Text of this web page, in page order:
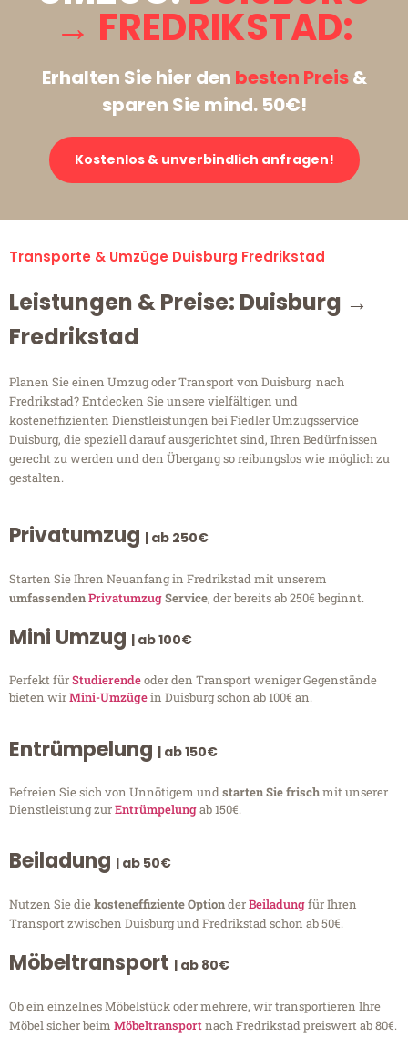
→ FREDRIKSTAD:
Erhalten Sie hier den besten Preis&
sparen Sie mind. 50€!
Kostenlos & unverbindlich anfragen!
Transporte & Umzüge Duisburg Fredrikstad
Leistungen & Preise: Duisburg →
Fredrikstad
Planen Sie einen Umzug oder Transport von Duisburg nach
Fredrikstad? Entdecken Sie unsere vielfältigen und
kosteneffizienten Dienstleistungen bei Fiedler Umzugsservice
Duisburg, die speziell darauf ausgerichtet sind, Ihren Bedürfnissen
gerecht zu werden und den Übergang so reibungslos wie möglich zu
gestalten.
Privatumzug | ab 250€
Starten Sie Ihren Neuanfang in Fredrikstad mit unserem
umfassendenPrivatumzugService, der bereits ab 250€ beginnt.
Mini Umzug | ab 100€
Perfekt fürStudierendeoder den Transport weniger Gegenstände
bieten wirMini-Umzügein Duisburg schon ab 100€ an.
Entrümpelung | ab 150€
Befreien Sie sich von Unnötigem undstarten Sie frischmit unserer
Dienstleistung zurEntrümpelungab 150€.
Beiladung | ab 50€
Nutzen Sie diekosteneffiziente OptionderBeiladungfür Ihren
Transport zwischen Duisburg und Fredrikstad schon ab 50€.
Möbeltransport | ab 80€
Ob ein einzelnes Möbelstück oder mehrere, wir transportieren Ihre
Möbel sicher beim Möbeltransportnach Fredrikstad preiswert ab 80€.